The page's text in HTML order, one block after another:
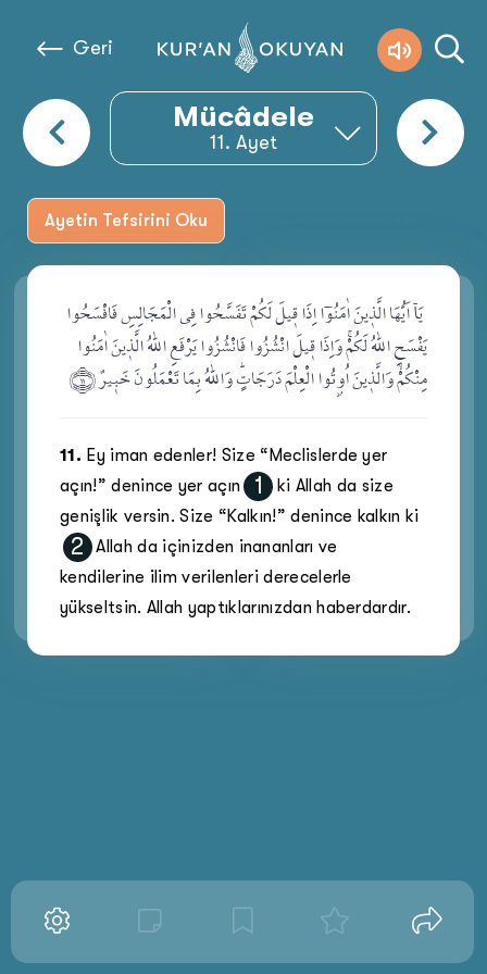
Geri
Mücâdele
11 . Ayet
Ayetin Tefsirini Oku
.يَآ اَيُّهَا الَّذ۪ينَ اٰمَنُوٓا اِذَا ق۪يلَ لَكُمْ تَفَسَّحُوا فِي الْمَجَالِسِ فَافْسَحُوا
يَفْسَحِ اللّٰهُ لَكُمْۚ وَاِذَا ق۪يلَ انْشُزُوا فَانْشُزُوا يَرْفَعِ اللّٰهُ الَّذ۪ينَ اٰمَنُوا
مِنْكُمْۙ وَالَّذ۪ينَ اُو۫تُوا الْعِلْمَ دَرَجَاتٍۜ وَاللّٰهُ بِمَا تَعْمَلُونَ خَب۪يرٌ ﴿١١﴾
11. Ey iman edenler! Size “Meclislerde yer
açın!” denince yer açın
1 ki Allah da size
genişlik versin. Size “Kalkın!” denince kalkın ki
2 Allah da içinizden inananları ve
kendilerine ilim verilenleri derecelerle
yükseltsin. Allah yaptıklarınızdan haberdardır.